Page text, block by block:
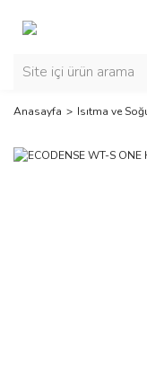
Anasayfa Isıtma ve